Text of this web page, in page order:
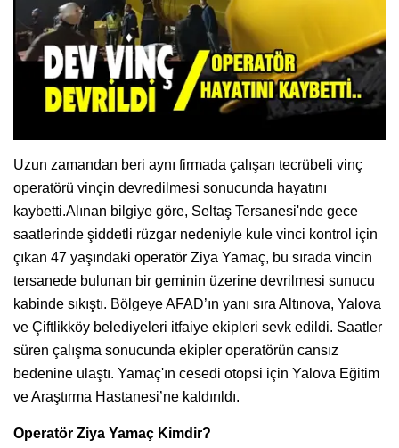
Uzun zamandan beri aynı firmada çalışan tecrübeli vinç
operatörü vinçin devredilmesi sonucunda hayatını
kaybetti.Alınan bilgiye göre, Seltaş Tersanesi'nde gece
saatlerinde şiddetli rüzgar nedeniyle kule vinci kontrol için
çıkan 47 yaşındaki operatör Ziya Yamaç, bu sırada vincin
tersanede bulunan bir geminin üzerine devrilmesi sunucu
kabinde sıkıştı. Bölgeye AFAD’ın yanı sıra Altınova, Yalova
ve Çiftlikköy belediyeleri itfaiye ekipleri sevk edildi. Saatler
süren çalışma sonucunda ekipler operatörün cansız
bedenine ulaştı. Yamaç'ın cesedi otopsi için Yalova Eğitim
ve Araştırma Hastanesi’ne kaldırıldı.
Operatör Ziya Yamaç Kimdir?